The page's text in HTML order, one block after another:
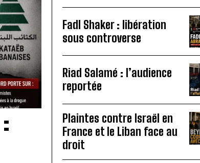
Fadl Shaker : libération
sous controverse
Riad Salamé : l’audience
reportée
Plaintes contre Israël en
France et le Liban face au
droit